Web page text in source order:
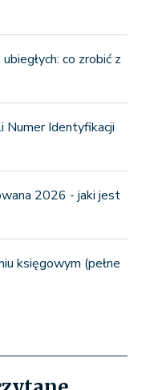
co zrobić z
Numer Identyfikacji
2026 - jaki jest
księgowym (pełne